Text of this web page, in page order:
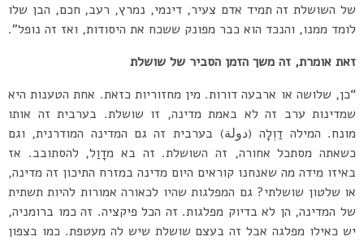
של השושלת זה תמיד אדם צעיר, דינמי, נמרץ, רעב, חכם, הבן שלו
לומד ממנו, והנכד הוא כבר מפונק ששכח את היסודות, ואז זה נופל”.
זאת אומרת, זה משך הזמן הסביר של שושלת
“כן, שלושה או ארבעה דורות. מין מחזוריות כזאת. אחת הטענות היא
שמדינות ערב זה לא באמת מדינה, זו שושלת. בערבית זה אותו
מונח. המילה דַוְלָה (دولة) בערבית זה גם המדינה המודרנית, וגם
כשאתה מסתכל אחורה, זה השושלת. זה בא מדָוַל, להסתובב. אז
באיזו מידה מה שאנחנו קוראים היום מדינה במזרח התיכון זה מדינה,
או שלטון שושלתי? גם המפלגות שהיו לכאורה אמורות להיות תשתית
של המדינה, הן לא בדיוק מפלגות. זה הכל פיקציה. זה כמו ברומניה,
יש כאילו מפלגה אבל זה בעצם שושלת שיש לה מעטפת. כמו בצפון